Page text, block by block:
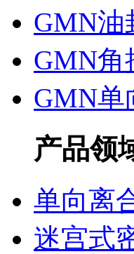
GMN油
GMN角
GMN单
产品领
单向离
迷宫式